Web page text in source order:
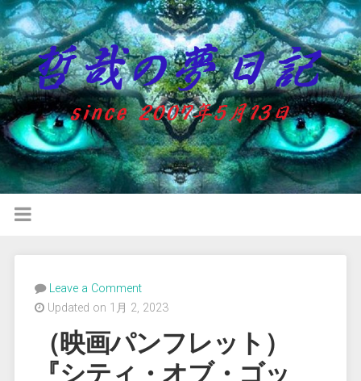
Leave a Comment
Updated on 1月 2, 2023
（映画パンフレット）
『シティ・オブ・ゴッ